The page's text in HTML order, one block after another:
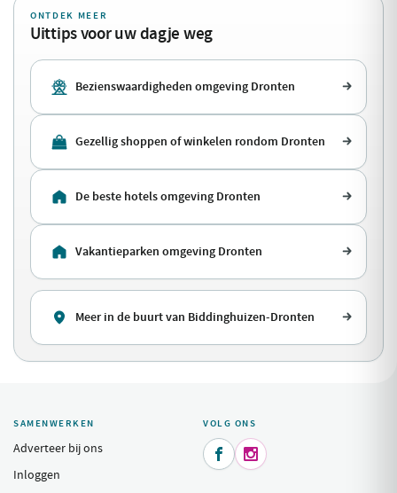
ONTDEK MEER
Uittips voor uw dagje weg
Bezienswaardigheden omgeving Dronten
Gezellig shoppen of winkelen rondom Dronten
De beste hotels omgeving Dronten
Vakantieparken omgeving Dronten
Meer in de buurt van Biddinghuizen-Dronten
SAMENWERKEN
Adverteer bij ons
Inloggen
VOLG ONS
 